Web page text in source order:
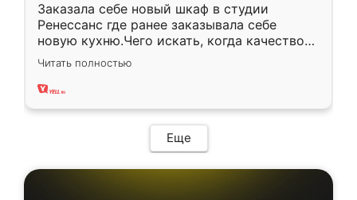
Заказала себе новый шкаф в студии
Ренессанс где ранее заказывала себе
новую кухню.Чего искать, когда качеством
вполне довольна. Служит кухня уже почти
два года, нареканий нет.
Читать полностью
Еще